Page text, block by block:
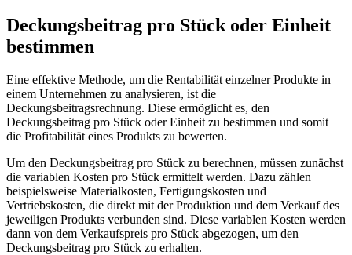
Deckungsbeitrag pro Stück oder Einheit
bestimmen
Eine effektive Methode, um die Rentabilität einzelner Produkte in
einem Unternehmen zu analysieren, ist die
Deckungsbeitragsrechnung. Diese ermöglicht es, den
Deckungsbeitrag pro Stück oder Einheit zu bestimmen und somit
die Profitabilität eines Produkts zu bewerten.
Um den Deckungsbeitrag pro Stück zu berechnen, müssen zunächst
die variablen Kosten pro Stück ermittelt werden. Dazu zählen
beispielsweise Materialkosten, Fertigungskosten und
Vertriebskosten, die direkt mit der Produktion und dem Verkauf des
jeweiligen Produkts verbunden sind. Diese variablen Kosten werden
dann von dem Verkaufspreis pro Stück abgezogen, um den
Deckungsbeitrag pro Stück zu erhalten.